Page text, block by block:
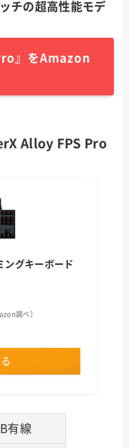
チの超高性能モデ
』をAmazon
Alloy FPS Pro
ングキーボード
調べ）
有線